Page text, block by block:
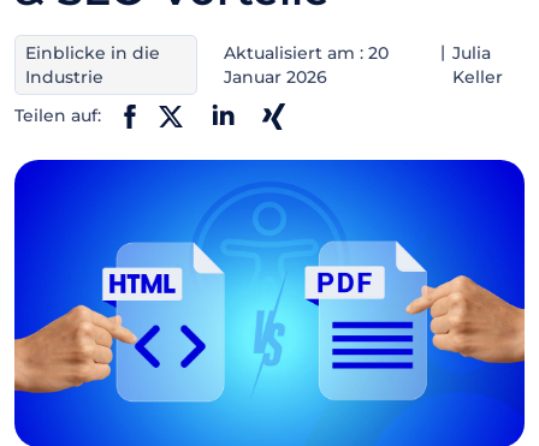
Einblicke in die
Industrie
Aktualisiert am : 20
Januar 2026
Julia
Keller
Teilen auf: